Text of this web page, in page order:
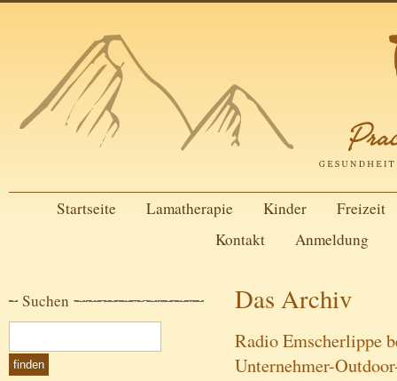
Startseite Lamatherapie Kinder
Freizeit
Kontakt
Anmeldung
Suchen Das Archiv
Radio Emscherlippe
Unternehmer-